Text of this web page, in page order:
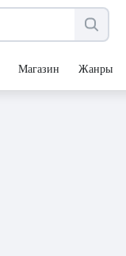
Магазин Жанры